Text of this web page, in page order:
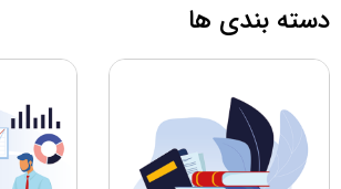
دسته بندی ها